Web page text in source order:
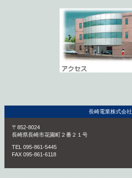
長崎電業株式会社
〒852-8024
長崎県長崎市花園町２番２１号
TEL 095-861-5445
FAX 095-861-6118